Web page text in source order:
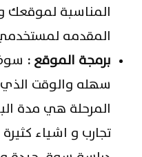
المناسبة لموقعك
المقدمه
برمجة الموقع :
سهله والوقت
المرحلة هي مدة
تجارب و اشياء